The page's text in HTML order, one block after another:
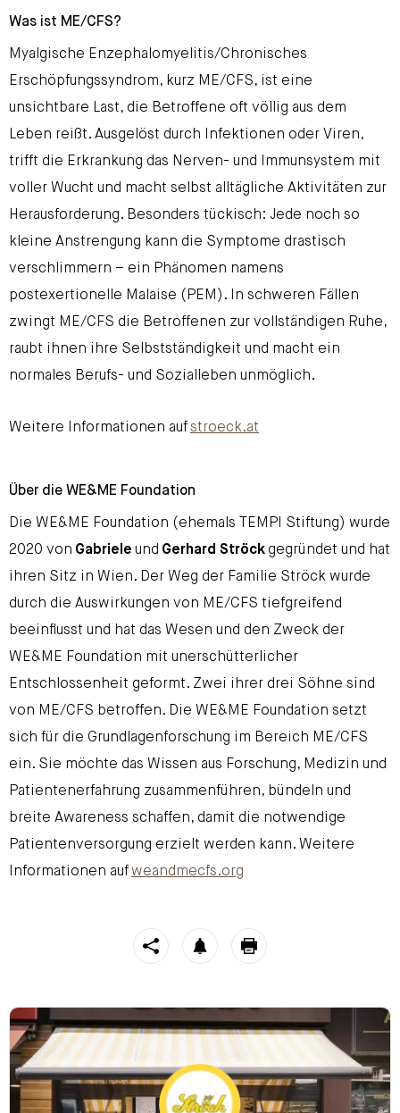
https://stroeck.at/neuigkeiten/weltfrauentag/
Toogle share
notification
print
Was ist ME/CFS?
Myalgische Enzephalomyelitis/Chronisches
Erschöpfungssyndrom, kurz ME/CFS, ist eine
unsichtbare Last, die Betroffene oft völlig aus dem
Leben reißt. Ausgelöst durch Infektionen oder Viren,
trifft die Erkrankung das Nerven- und Immunsystem mit
voller Wucht und macht selbst alltägliche Aktivitäten zur
Herausforderung. Besonders tückisch: Jede noch so
kleine Anstrengung kann die Symptome drastisch
verschlimmern – ein Phänomen namens
postexertionelle Malaise (PEM). In schweren Fällen
zwingt ME/CFS die Betroffenen zur vollständigen Ruhe,
raubt ihnen ihre Selbstständigkeit und macht ein
normales Berufs- und Sozialleben unmöglich.
Weitere Informationen aufstroeck.at
Über die WE&ME Foundation
Die WE&ME Foundation (ehemals TEMPI Stiftung) wurde
2020 von Gabriele und Gerhard Ströck gegründet und hat
ihren Sitz in Wien. Der Weg der Familie Ströck wurde
durch die Auswirkungen von ME/CFS tiefgreifend
beeinflusst und hat das Wesen und den Zweck der
WE&ME Foundation mit unerschütterlicher
Entschlossenheit geformt. Zwei ihrer drei Söhne sind
von ME/CFS betroffen. Die WE&ME Foundation setzt
sich für die Grundlagenforschung im Bereich ME/CFS
ein. Sie möchte das Wissen aus Forschung, Medizin und
Patientenerfahrung zusammenführen, bündeln und
breite Awareness schaffen, damit die notwendige
Patientenversorgung erzielt werden kann. Weitere
Informationen auf weandmecfs.org